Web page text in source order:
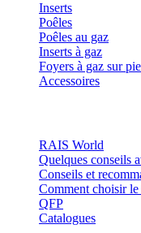
Inserts
Poêles
Poêles au gaz
Inserts à gaz
Foyers à gaz sur
Accessoires
RAIS World
Quelques conseils
Conseils et
Comment choisir
QFP
Catalogues